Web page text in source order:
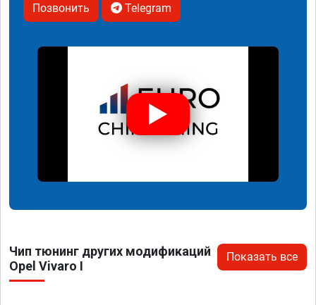
Позвонить Telegram
Чип тюнинг других модификаций
Opel Vivaro I
Показать все